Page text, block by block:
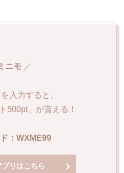
ニモ ／
入力すると、
500pt」が貰える！
：WXME99
プリはこちら